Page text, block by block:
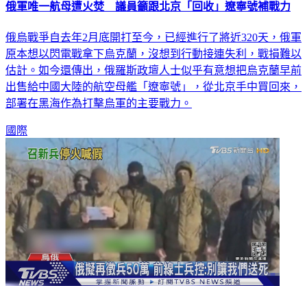
俄軍唯一航母遭火焚 議員籲跟北京「回收」遼寧號補戰力
俄烏戰爭自去年2月底開打至今，已經進行了將近320天，俄軍
原本想以閃電戰拿下烏克蘭，沒想到行動接連失利，戰損難以
估計。如今還傳出，俄羅斯政壇人士似乎有意想把烏克蘭早前
出售給中國大陸的航空母艦「遼寧號」，從北京手中買回來，
部署在黑海作為打擊烏軍的主要戰力。
國際